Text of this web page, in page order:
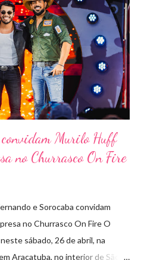
ampla experiência na promoção
como a retomada da FAPIL
de Leme) no ano passado. O
uma vez seu compromisso
trocados por 1 kg de alimento
convidam Murilo Huff
no Churrasco On Fire
e Sorocaba convidam
no Churrasco On Fire O
sábado, 26 de abril, na
Araçatuba, no interior de São